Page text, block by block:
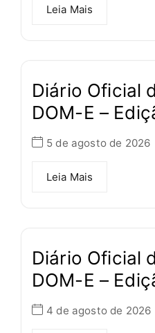
Leia Mais
Diário Oficial
DOM-E –
5 de agosto de 2026
Leia Mais
Diário Oficial
DOM-E –
4 de agosto de 2026